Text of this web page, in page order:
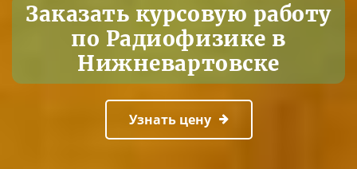
Заказать курсовую работу
по Радиофизике в
Нижневартовске
Узнать цену